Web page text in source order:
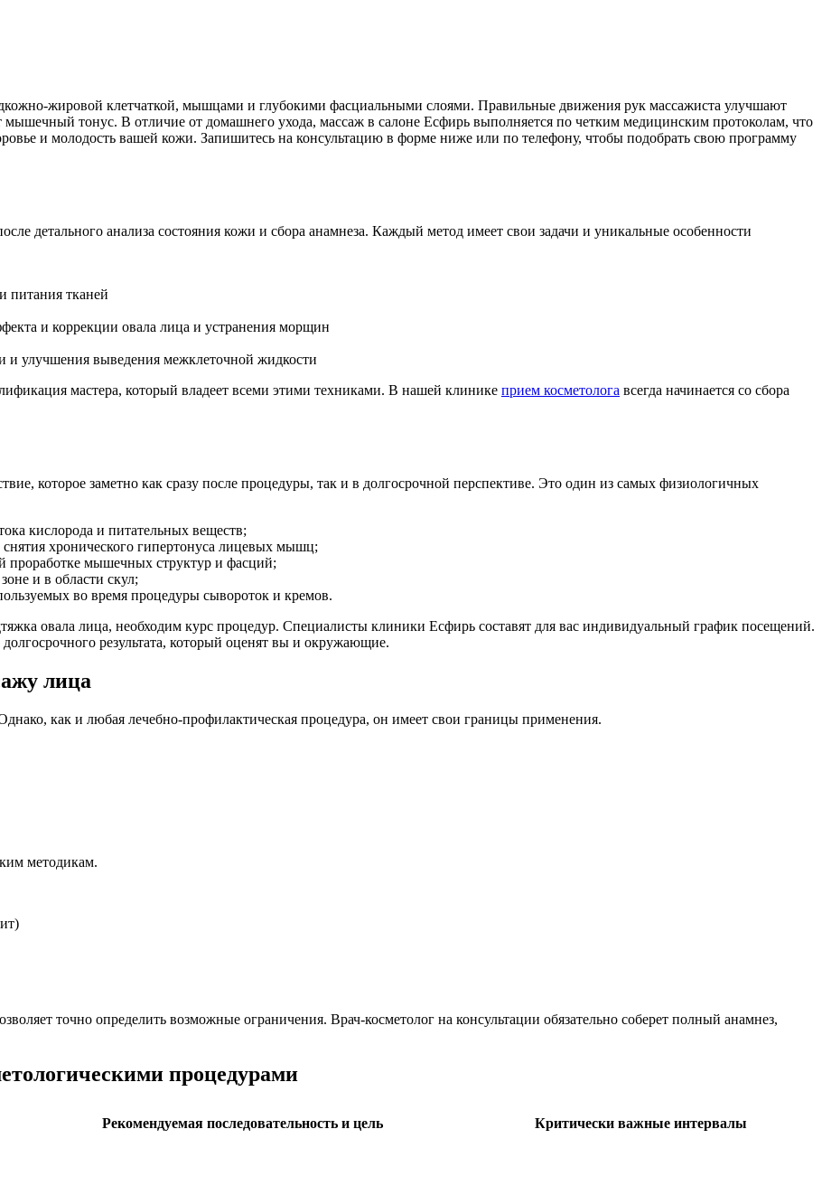
жировой клетчаткой, мышцами и глубокими фасциальными слоями. Правильные движения рук массажиста улучшают
тонус. В отличие от домашнего ухода, массаж в салоне Есфирь выполняется по четким медицинским протоколам, что
и молодость вашей кожи. Запишитесь на консультацию в форме ниже или по телефону, чтобы подобрать свою программу
детального анализа состояния кожи и сбора анамнеза. Каждый метод имеет свои задачи и уникальные особенности
питания тканей
и коррекции овала лица и устранения морщин
и улучшения выведения межклеточной жидкости
мастера, который владеет всеми этими техниками. В нашей клинике прием косметолога всегда начинается со сбора
которое заметно как сразу после процедуры, так и в долгосрочной перспективе. Это один из самых физиологичных
кислорода и питательных веществ;
хронического гипертонуса лицевых мышц;
проработке мышечных структур и фасций;
и в области скул;
во время процедуры сывороток и кремов.
овала лица, необходим курс процедур. Специалисты клиники Есфирь составят для вас индивидуальный график посещений.
результата, который оценят вы и окружающие.
лица
как и любая лечебно-профилактическая процедура, он имеет свои границы применения.
методикам.
точно определить возможные ограничения. Врач-косметолог на консультации обязательно соберет полный анамнез,
процедурами
Рекомендуемая последовательность и цель Критически важные интервалы